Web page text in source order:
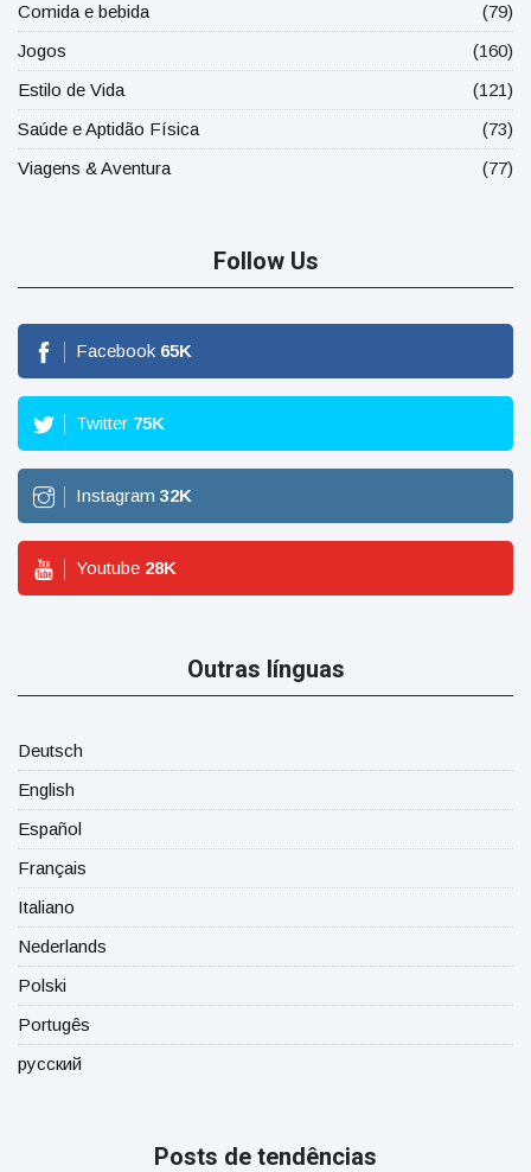
Comida e bebida
(79)
Jogos
(160)
Estilo de Vida
(121)
Saúde e Aptidão Física
(73)
Viagens & Aventura
(77)
Follow Us
Facebook 65K
Twitter 75K
Instagram 32K
Youtube 28K
Outras línguas
Deutsch
English
Español
Français
Italiano
Nederlands
Polski
Portugês
русский
Posts de tendências